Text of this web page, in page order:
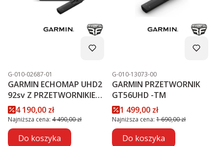
Kod produktu
G-010-02687-01
GARMIN ECHOMAP UHD2
92sv Z PRZETWORNIKIEM
GT56UHD-TM PROMOCJA
Cena promocyjna
4 190,00 zł
Najniższa cena: 4 490,00 zł
Do koszyka
Kod produktu
G-010-13073-00
GARMIN PRZETWORNIK
GT56UHD -TM
Cena promocyjna
1 499,00 zł
Najniższa cena: 1 690,00 zł
Do koszyka